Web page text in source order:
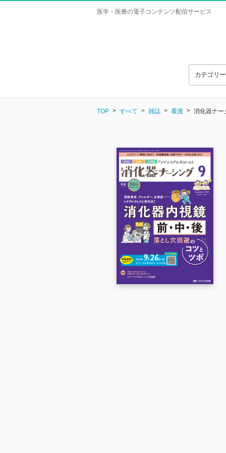
医学・医療の電子コンテンツ配信サービス
カテゴリ
TOP すべて 雑誌 看護 消化器ナー